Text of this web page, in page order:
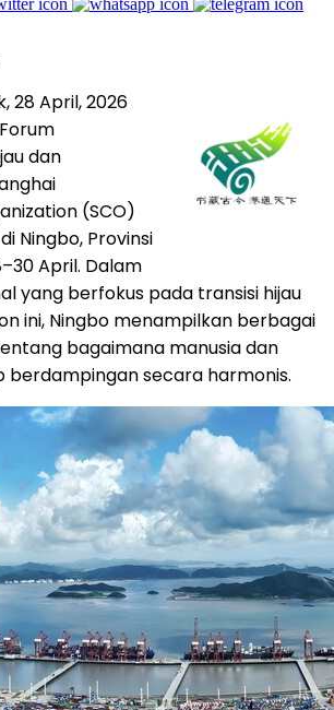
,28 April, 2026
dan
(SCO)
Ningbo, Provinsi
April. Dalam
yang berfokus pada transisi hijau
ini, Ningbo menampilkan berbagai
bagaimana manusia dan
berdampingan secara harmonis.